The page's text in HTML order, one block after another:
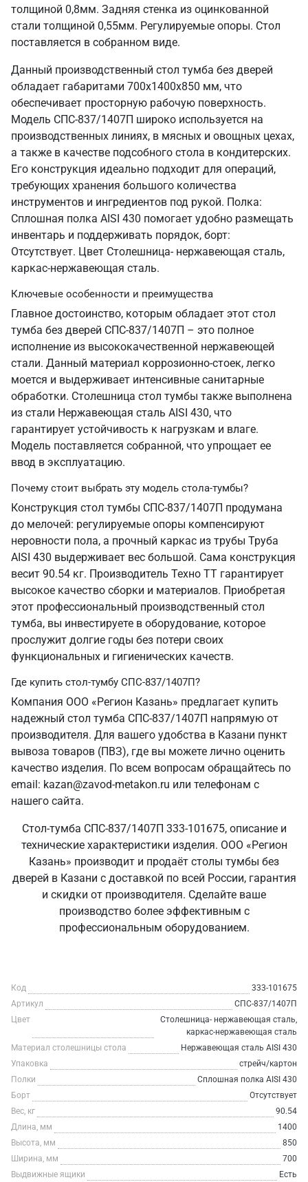
толщиной 0,8мм. Задняя стенка из оцинкованной
стали толщиной 0,55мм. Регулируемые опоры. Стол
поставляется в собранном виде.
Данный производственный стол тумба без дверей
обладает габаритами 700х1400х850 мм, что
обеспечивает просторную рабочую поверхность.
Модель СПС-837/1407П широко используется на
производственных линиях, в мясных и овощных цехах,
а также в качестве подсобного стола в кондитерских.
Его конструкция идеально подходит для операций,
требующих хранения большого количества
инструментов и ингредиентов под рукой. Полка:
Сплошная полка AISI 430 помогает удобно размещать
инвентарь и поддерживать порядок, борт:
Отсутствует. Цвет Столешница- нержавеющая сталь,
каркас-нержавеющая сталь.
Ключевые особенности и преимущества
Главное достоинство, которым обладает этот стол
тумба без дверей СПС-837/1407П – это полное
исполнение из высококачественной нержавеющей
стали. Данный материал коррозионно-стоек, легко
моется и выдерживает интенсивные санитарные
обработки. Столешница стол тумбы также выполнена
из стали Нержавеющая сталь AISI 430, что
гарантирует устойчивость к нагрузкам и влаге.
Модель поставляется собранной, что упрощает ее
ввод в эксплуатацию.
Почему стоит выбрать эту модель стола-тумбы?
Конструкция стол тумбы СПС-837/1407П продумана
до мелочей: регулируемые опоры компенсируют
неровности пола, а прочный каркас из трубы Труба
AISI 430 выдерживает вес большой. Сама конструкция
весит 90.54 кг. Производитель Техно ТТ гарантирует
высокое качество сборки и материалов. Приобретая
этот профессиональный производственный стол
тумба, вы инвестируете в оборудование, которое
прослужит долгие годы без потери своих
функциональных и гигиенических качеств.
Где купить стол-тумбу СПС-837/1407П?
Компания ООО «Регион Казань» предлагает купить
надежный стол тумба СПС-837/1407П напрямую от
производителя. Для вашего удобства в Казани пункт
вывоза товаров (ПВЗ), где вы можете лично оценить
качество изделия. По всем вопросам обращайтесь по
email: kazan@zavod-metakon.ru или телефонам с
нашего сайта.
Стол-тумба СПС-837/1407П 333-101675, описание и
технические характеристики изделия. ООО «Регион
Казань» производит и продаёт столы тумбы без
дверей в Казани с доставкой по всей России, гарантия
и скидки от производителя. Сделайте ваше
производство более эффективным с
профессиональным оборудованием.
Код
333-101675
Артикул
СПС-837/1407П
Цвет
Столешница- нержавеющая сталь,
каркас-нержавеющая сталь
Материал столешницы стола
Нержавеющая сталь AISI 430
Упаковка
стрейч/картон
Полки
Сплошная полка AISI 430
Борт
Отсутствует
Вес, кг
90.54
Длина, мм
1400
Высота, мм
850
Ширина, мм
700
Выдвижные ящики
Есть